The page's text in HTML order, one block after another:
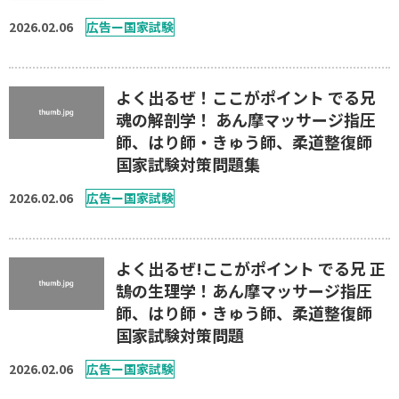
2026.02.06 広告ー国家試験
よく出るぜ！ここがポイント でる兄
魂の解剖学！ あん摩マッサージ指圧
師、はり師・きゅう師、柔道整復師
国家試験対策問題集
2026.02.06 広告ー国家試験
よく出るぜ!ここがポイント でる兄 正
鵠の生理学！あん摩マッサージ指圧
師、はり師・きゅう師、柔道整復師
国家試験対策問題
2026.02.06 広告ー国家試験